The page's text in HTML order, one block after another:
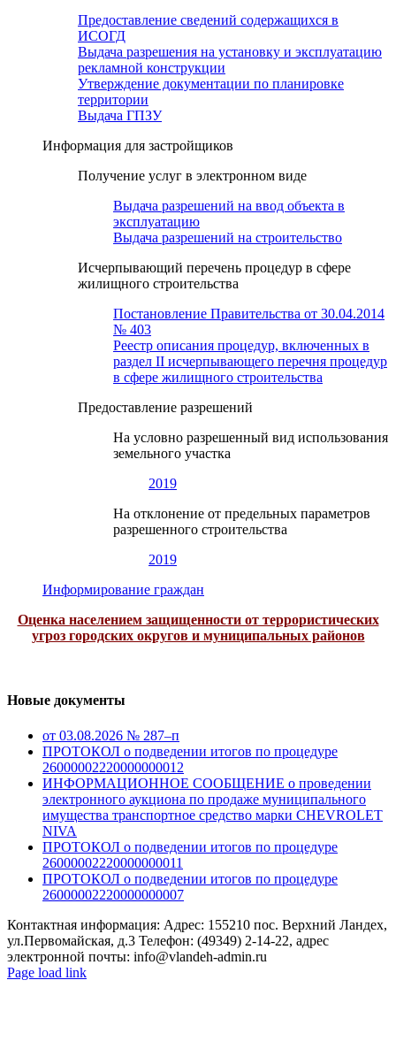
Предоставление сведений содержащихся в
ИСОГД
Выдача разрешения на установку и эксплуатацию
рекламной конструкции
Утверждение документации по планировке
территории
Выдача ГПЗУ
Информация для застройщиков
Получение услуг в электронном виде
Выдача разрешений на ввод объекта в
эксплуатацию
Выдача разрешений на строительство
Исчерпывающий перечень процедур в сфере
жилищного строительства
Постановление Правительства от 30.04.2014
№ 403
Реестр описания процедур, включенных в
раздел II исчерпывающего перечня процедур
в сфере жилищного строительства
Предоставление разрешений
На условно разрешенный вид использования
земельного участка
2019
На отклонение от предельных параметров
разрешенного строительства
2019
Информирование граждан
Оценка населением защищенности от террористических
угроз городских округов и муниципальных районов
Новые документы
от 03.08.2026 № 287–п
ПРОТОКОЛ о подведении итогов по процедуре
26000002220000000012
ИНФОРМАЦИОННОЕ СООБЩЕНИЕ о проведении
электронного аукциона по продаже муниципального
имущества транспортное средство марки CHEVROLET
NIVA
ПРОТОКОЛ о подведении итогов по процедуре
26000002220000000011
ПРОТОКОЛ о подведении итогов по процедуре
26000002220000000007
Контактная информация: Адрес: 155210 пос. Верхний Ландех,
ул.Первомайская, д.3 Телефон: (49349) 2-14-22, адрес
электронной почты: info@vlandeh-admin.ru
Page load link